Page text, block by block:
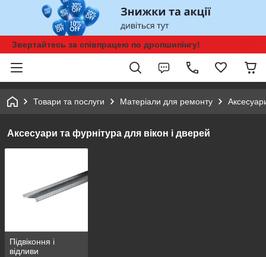
Звертайтесь за співпрацею по дропшипінгу!
Товари та послуги Матеріали для ремонту
Аксесуари та фурнітура для вікон і дверей
Підвіконня і
відливи